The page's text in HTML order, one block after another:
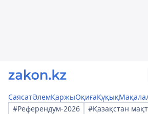
СаясатӘлемҚаржыОқиғаҚұқық
#Референдум-2026
#Қазақстан